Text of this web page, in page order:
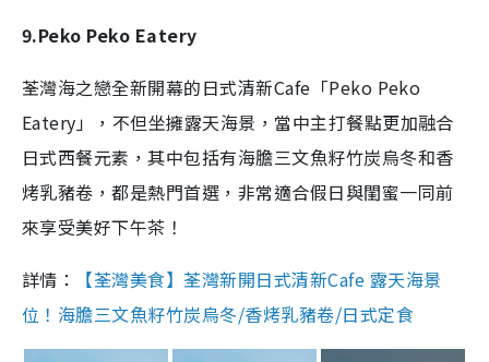
9.Peko Peko Eatery
荃灣海之戀全新開幕的日式清新Cafe「Peko Peko
Eatery」，不但坐擁露天海景，當中主打餐點更加融合
日式西餐元素，其中包括有海膽三文魚籽竹炭烏冬和香
烤乳豬卷，都是熱門首選，非常適合假日與閨蜜一同前
來享受美好下午茶！
詳情：
【荃灣美食】荃灣新開日式清新Cafe 露天海景
位！海膽三文魚籽竹炭烏冬/香烤乳豬卷/日式定食